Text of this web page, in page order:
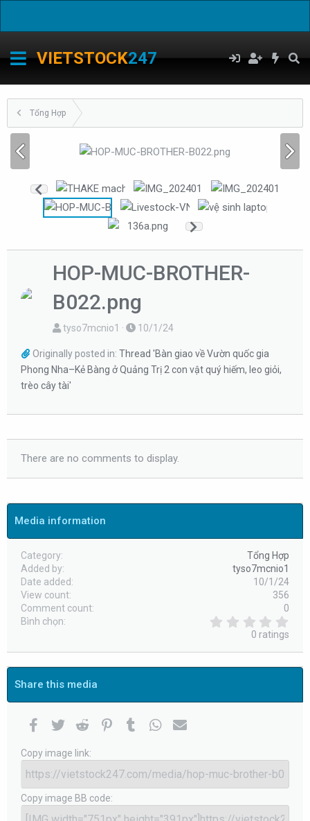
VIETSTOCK247
Tổng Hợp
HOP-MUC-BROTHER-
B022.png
tyso7mcnio1 10/1/24
Originally posted in: Thread 'Bàn giao về Vườn quốc gia
Phong Nha–Kẻ Bàng ở Quảng Trị 2 con vật quý hiếm, leo giỏi,
trèo cây tài'
There are no comments to display.
Media information
Category
Tổng Hợp
Added by
tyso7mcnio1
Date added
10/1/24
View count
356
Comment count
0
Bình chọn
0
s
r
0 ratings
Share this media
Facebook
Twitter Reddit PinterestTumblr WhatsApp
Copy image link
Copy image BB code